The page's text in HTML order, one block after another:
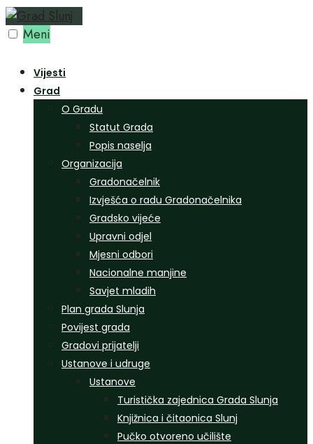
Preskoči
na Meni
Vijesti
Grad
O Gradu
Statut Grada
Popis naselja
Organizacija
Gradonačelnik
Izvješća o radu Gradonačelnika
Gradsko vijeće
Upravni odjel
Mjesni odbori
Nacionalne manjine
Savjet mladih
Plan grada Slunja
Povijest grada
Gradovi prijatelji
Ustanove i udruge
Ustanove
Turistička zajednica Grada Slunja
Knjižnica i čitaonica Slunj
Pučko otvoreno učilište